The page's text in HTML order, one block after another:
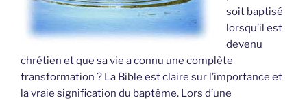
soit baptisé
lorsqu’il est
devenu
chrétien et que sa vie a connu une complète
transformation ? La Bible est claire sur l’importance et
la vraie signification du baptême. Lors d’une